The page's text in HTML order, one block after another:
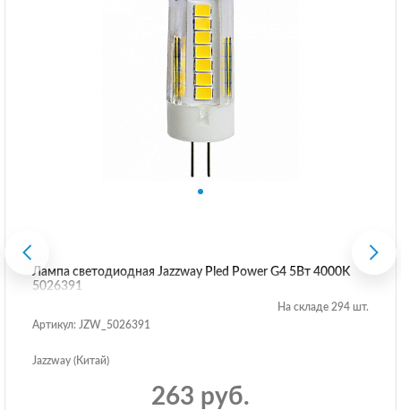
Лампа светодиодная Jazzway Pled Power G4 5Вт 4000K
5026391
На складе 294 шт.
Артикул: JZW_5026391
Jazzway (Китай)
263 руб.